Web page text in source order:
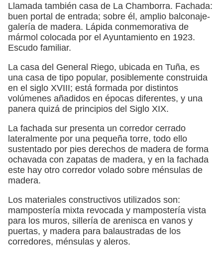
Llamada también casa de La Chamborra. Fachada:
buen portal de entrada; sobre él, amplio balconaje-
galería de madera. Lápida conmemorativa de
mármol colocada por el Ayuntamiento en 1923.
Escudo familiar.
La casa del General Riego, ubicada en Tuña, es
una casa de tipo popular, posiblemente construida
en el siglo XVIII; está formada por distintos
volúmenes añadidos en épocas diferentes, y una
panera quizá de principios del Siglo XIX.
La fachada sur presenta un corredor cerrado
lateralmente por una pequeña torre, todo ello
sustentado por pies derechos de madera de forma
ochavada con zapatas de madera, y en la fachada
este hay otro corredor volado sobre ménsulas de
madera.
Los materiales constructivos utilizados son:
mampostería mixta revocada y mampostería vista
para los muros, sillería de arenisca en vanos y
puertas, y madera para balaustradas de los
corredores, ménsulas y aleros.